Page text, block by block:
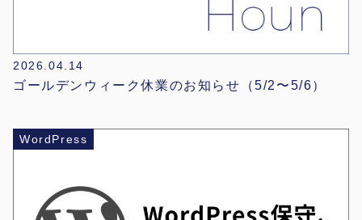
2026.04.14
ゴールデンウィーク休業のお知らせ（5/2〜5/6）
WordPress